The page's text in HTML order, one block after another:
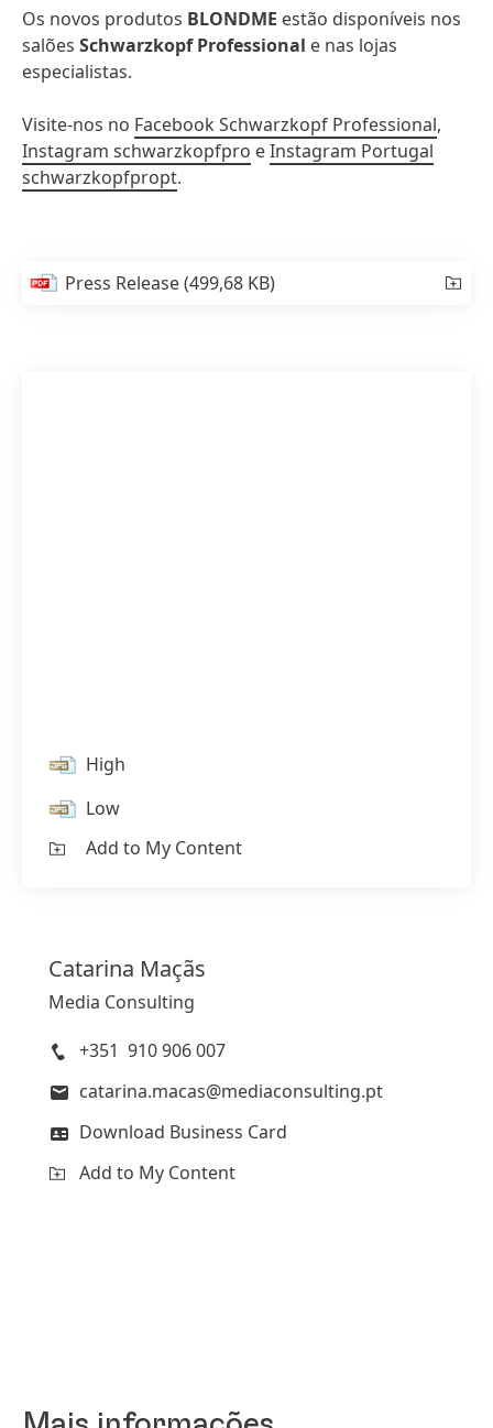
Os novos produtos BLONDME estão disponíveis nos
salões Schwarzkopf Professional e nas lojas
especialistas.
Visite-nos no Facebook Schwarzkopf Professional,
Instagram schwarzkopfpro eInstagram Portugal
schwarzkopfpropt.
Press Release(499,68 KB)
High
Low
Add to My Content
Catarina Maçãs
Media Consulting
+351 910 906 007
catarina.macas@mediaconsulting.pt
Download Business Card
Add to My Content